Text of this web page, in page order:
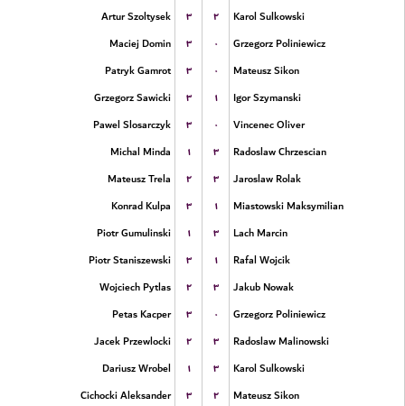
Artur Szoltysek
۳ ۲
Karol Sulkowski
Maciej Domin
۳ ۰
Grzegorz Poliniewicz
Patryk Gamrot
۳ ۰
Mateusz Sikon
Grzegorz Sawicki
۳ ۱
Igor Szymanski
Pawel Slosarczyk
۳ ۰
Vincenec Oliver
Michal Minda
۱ ۳
Radoslaw Chrzescian
Mateusz Trela
۲ ۳
Jaroslaw Rolak
Konrad Kulpa
۳ ۱
Miastowski Maksymilian
Piotr Gumulinski
۱ ۳
Lach Marcin
Piotr Staniszewski
۳ ۱
Rafal Wojcik
Wojciech Pytlas
۲ ۳
Jakub Nowak
Petas Kacper
۳ ۰
Grzegorz Poliniewicz
Jacek Przewlocki
۲ ۳
Radoslaw Malinowski
Dariusz Wrobel
۱ ۳
Karol Sulkowski
Cichocki Aleksander
۳ ۲
Mateusz Sikon